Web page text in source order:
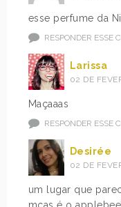
esse perfume da
RESPONDER ESSE
Larissa
02 DE
Maçaaas
RESPONDER ESSE
Desirée
02 DE
um lugar que